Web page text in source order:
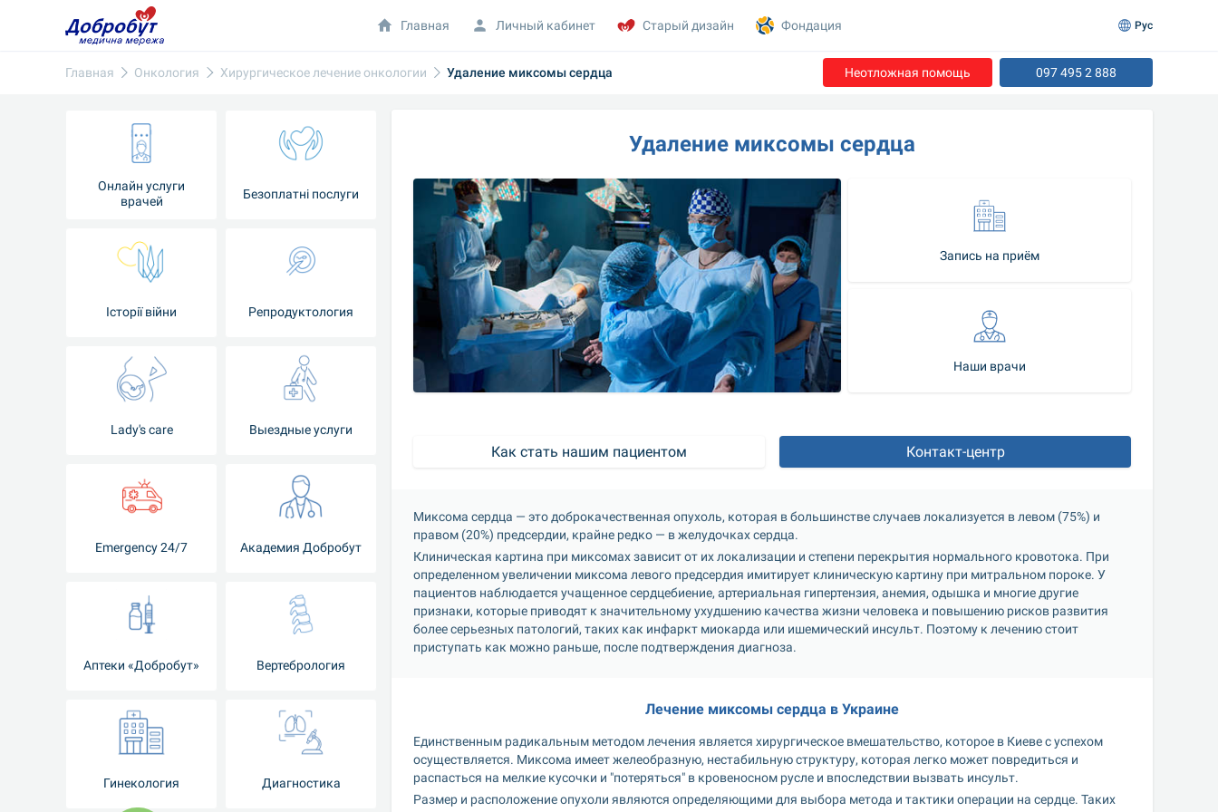
Главная Онкология Хирургическое лечение онкологии Удаление миксомы сердца Неотложная помощь 097 495 2 888
Онлайн услуги
врачей
Безоплатні послуги
Iсторії війни Репродуктология
Lady's care Выездные услуги
Emergency 24/7 Академия Добробут
Аптеки «Добробут» Вертебрология
Гинекология Диагностика
Удаление миксомы сердца
Запись на приём
Наши врачи
Как стать нашим пациентом Контакт-центр
Миксома сердца — это доброкачественная опухоль, которая в большинстве случаев локализуется в левом (75%) и
правом (20%) предсердии, крайне редко — в желудочках сердца.
Клиническая картина при миксомах зависит от их локализации и степени перекрытия нормального кровотока. При
определенном увеличении миксома левого предсердия имитирует клиническую картину при митральном пороке. У
пациентов наблюдается учащенное сердцебиение, артериальная гипертензия, анемия, одышка и многие другие
признаки, которые приводят к значительному ухудшению качества жизни человека и повышению рисков развития
более серьезных патологий, таких как инфаркт миокарда или ишемический инсульт. Поэтому к лечению стоит
приступать как можно раньше, после подтверждения диагноза.
Лечение миксомы сердца в Украине
Единственным радикальным методом лечения является хирургическое вмешательство, которое в Киеве с успехом
осуществляется. Миксома имеет желеобразную, нестабильную структуру, которая легко может повредиться и
распасться на мелкие кусочки и "потеряться" в кровеносном русле и впоследствии вызвать инсульт.
Размер и расположение опухоли являются определяющими для выбора метода и тактики операции на сердце. Таких
Главная Личный кабинет Старый дизайн Фондация Рус